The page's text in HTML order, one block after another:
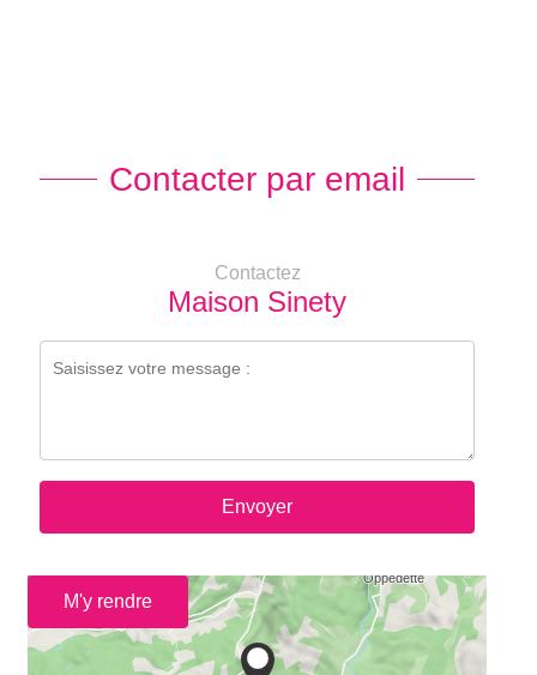
Contacter par email
Contactez
Maison Sinety
Envoyer
M'y rendre